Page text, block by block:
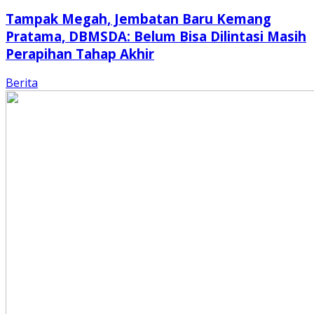
Tampak Megah, Jembatan Baru Kemang
Pratama, DBMSDA: Belum Bisa Dilintasi Masih
Perapihan Tahap Akhir
Berita